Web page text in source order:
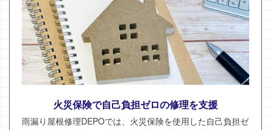
火災保険で自己負担ゼロの修理を支援
雨漏り屋根修理DEPOでは、火災保険を使用した自己負担ゼ